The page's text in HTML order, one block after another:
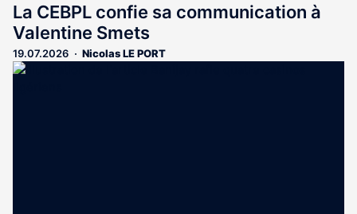
La CEBPL confie sa communication à
Valentine Smets
19.07.2026 Nicolas LE PORT